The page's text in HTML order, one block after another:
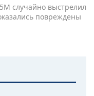
случайно выстрелил
повреждены